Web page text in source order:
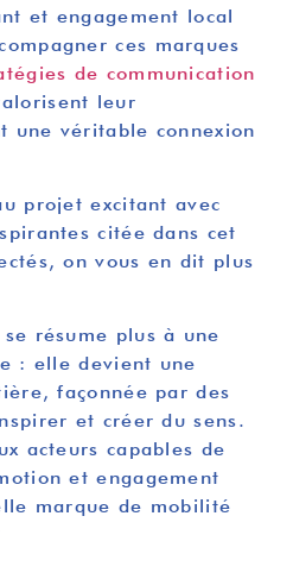
et engagement local
ces marques
de communication
leur
une véritable connexion
projet excitant avec
citée dans cet
on vous en dit plus
résume plus à une
: elle devient une
façonnée par des
et créer du sens.
acteurs capables de
et engagement
marque de mobilité